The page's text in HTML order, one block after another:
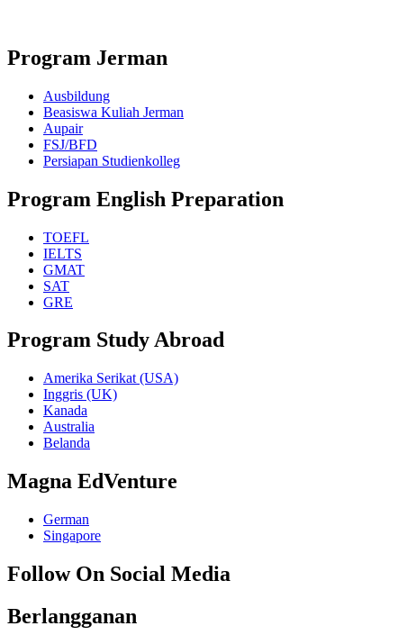
Program Jerman
Ausbildung
Beasiswa Kuliah Jerman
Aupair
FSJ/BFD
Persiapan Studienkolleg
Program English Preparation
TOEFL
IELTS
GMAT
SAT
GRE
Program Study Abroad
Amerika Serikat (USA)
Inggris (UK)
Kanada
Australia
Belanda
Magna EdVenture
German
Singapore
Follow On Social Media
Berlangganan